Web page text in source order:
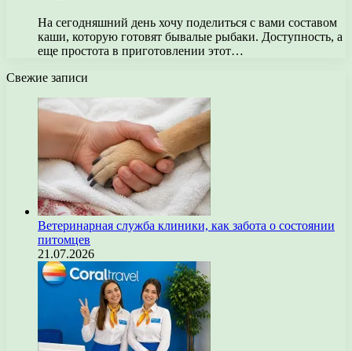
На сегодняшний день хочу поделиться с вами составом
каши, которую готовят бывалые рыбаки. Доступность, а
еще простота в приготовлении этот…
Свежие записи
Ветеринарная служба клиники, как забота о состоянии
питомцев
21.07.2026